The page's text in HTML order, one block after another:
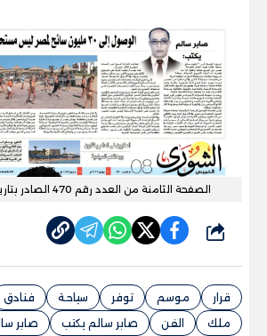
الصفحة الثامنة من العدد رقم 470 الصادر بتاريخ 9 يوليو 2026
شارك
قرار موسم توفر سياحة فنادق
ملك
الفن صابر سالم يكتب صابر